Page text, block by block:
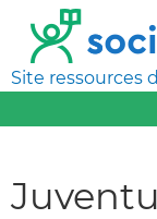
Site ressources